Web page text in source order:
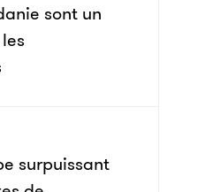
sont un
surpuissant